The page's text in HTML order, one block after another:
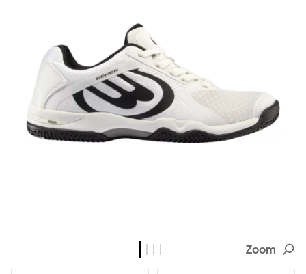
Zoom